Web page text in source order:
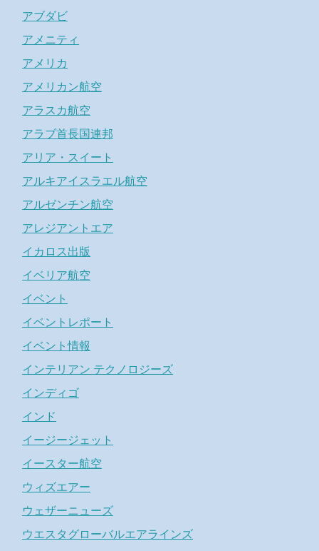
アブダビ
アメニティ
アメリカ
アメリカン航空
アラスカ航空
アラブ首長国連邦
アリア・スイート
アルキアイスラエル航空
アルゼンチン航空
アレジアントエア
イカロス出版
イベリア航空
イベント
イベントレポート
イベント情報
インテリアン テクノロジーズ
インディゴ
インド
イージージェット
イースター航空
ウィズエアー
ウェザーニューズ
ウエスタグローバルエアラインズ